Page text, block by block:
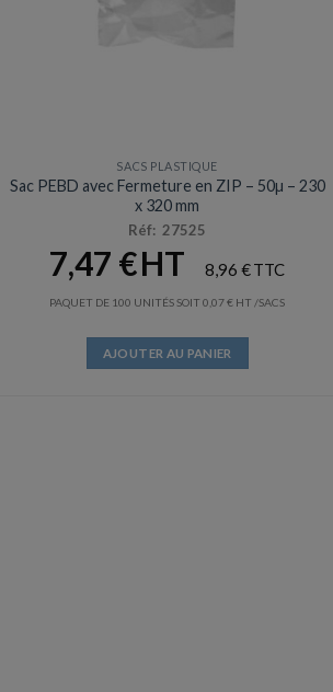
SACS PLASTIQUE
Sac PEBD avec Fermeture en ZIP – 50µ – 230
x 320 mm
Réf: 27525
7,47 € 8,96€
PAQUET DE 100 UNITÉS SOIT 0,07€ /SACS
AJOUTER AU PANIER